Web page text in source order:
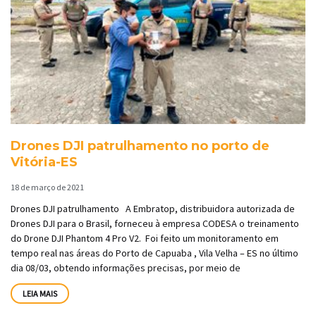
Drones DJI patrulhamento no porto de
Vitória-ES
18 de março de 2021
Drones DJI patrulhamento A Embratop, distribuidora autorizada de
Drones DJI para o Brasil, forneceu à empresa CODESA o treinamento
do Drone DJI Phantom 4 Pro V2. Foi feito um monitoramento em
tempo real nas áreas do Porto de Capuaba , Vila Velha – ES no último
dia 08/03, obtendo informações precisas, por meio de
LEIA MAIS